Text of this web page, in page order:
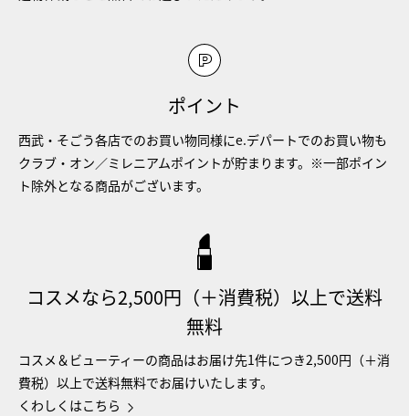
ポイント
西武・そごう各店でのお買い物同様にe.デパートでのお買い物も
クラブ・オン／ミレニアムポイントが貯まります。※一部ポイン
ト除外となる商品がございます。
コスメなら2,500円（＋消費税）以上で送料
無料
コスメ＆ビューティーの商品はお届け先1件につき2,500円（＋消
費税）以上で送料無料でお届けいたします。
くわしくはこちら